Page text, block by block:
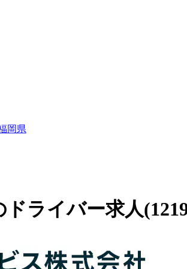
岡県
ライバー求人